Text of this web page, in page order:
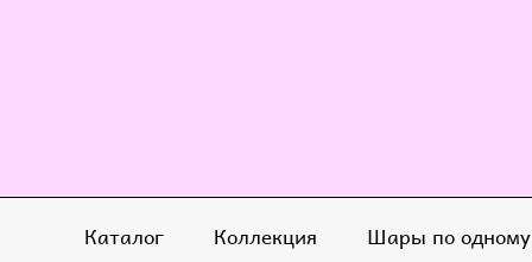
Каталог Коллекция Шары по одному